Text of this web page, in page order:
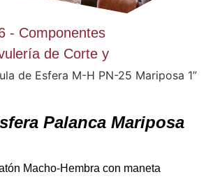
- Componentes
de Corte y
de Esfera M-H PN-25 Mariposa 1”
Palanca Mariposa
Macho-Hembra con maneta